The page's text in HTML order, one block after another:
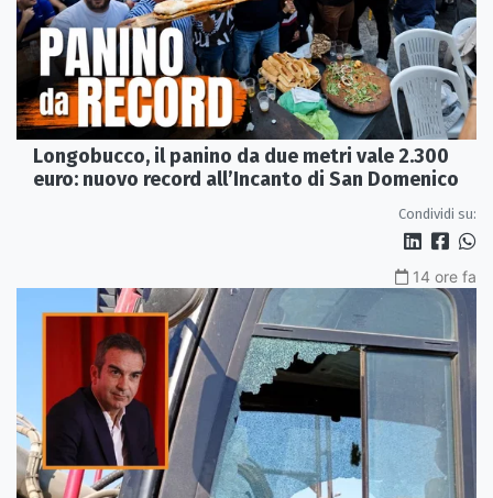
Longobucco, il panino da due metri vale 2.300
euro: nuovo record all’Incanto di San Domenico
Condividi su:
14 ore fa